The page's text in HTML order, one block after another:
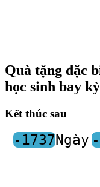
Quà tặng đặc
học sinh bay
Kết thúc sau
-1737Ngày